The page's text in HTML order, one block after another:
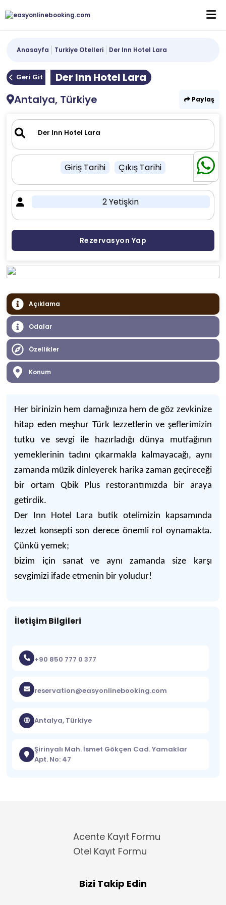
Anasayfa Turkiye Otelleri Der Inn Hotel Lara
Geri Git
Der Inn Hotel Lara
Antalya, Türkiye
Paylaş
Giriş Tarihi Çıkış Tarihi
2 Yetişkin
Rezervasyon Yap
Açıklama
Odalar
Özellikler
Konum
Her birinizin hem damağınıza hem de göz zevkinize
hitap eden meşhur Türk lezzetlerin ve şeflerimizin
tutku ve sevgi ile hazırladığı dünya mutfağının
yemeklerinin tadını çıkarmakla kalmayacağı, aynı
zamanda müzik dinleyerek harika zaman geçireceği
bir ortam Qbik Plus restorantımızda bir araya
getirdik.
Der Inn Hotel Lara butik otelimizin kapsamında
lezzet konsepti son derece önemli rol oynamakta.
Çünkü yemek;
bizim için sanat ve aynı zamanda size karşı
sevgimizi ifade etmenin bir yoludur!
İletişim Bilgileri
+90 850 777 0 377
reservation@easyonlinebooking.com
Antalya, Türkiye
Şirinyalı Mah. İsmet Gökçen Cad. Yamaklar
Apt. No: 47
Acente Kayıt Formu
Otel Kayıt Formu
Bizi Takip Edin